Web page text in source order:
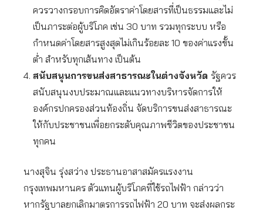
ควรวางกรอบการคิดอัตราค่าโดยสารที่เป็นธรรมและไม่
เป็นภาระต่อผู้บริโภค เช่น 30 บาท รวมทุกระบบ หรือ
กำหนดค่าโดยสารสูงสุดไม่เกินร้อยละ 10 ของค่าแรงขั้น
ต่ำ สำหรับทุกเส้นทาง เป็นต้น
สนับสนุนการขนส่งสาธารณะในต่างจังหวัด รัฐควร
สนับสนุนงบประมาณและแนวทางบริหารจัดการให้
องค์กรปกครองส่วนท้องถิ่น จัดบริการขนส่งสาธารณะ
ให้กับประชาชนเพื่อยกระดับคุณภาพชีวิตของประชาชน
ทุกคน
นางสุจิน รุ่งสว่าง ประธานอาสาสมัครแรงงาน
กรุงเทพมหานคร ตัวแทนผู้บริโภคที่ใช้รถไฟฟ้า กล่าวว่า
หากรัฐบาลยกเลิกมาตรการรถไฟฟ้า 20 บาท จะส่งผลกระ